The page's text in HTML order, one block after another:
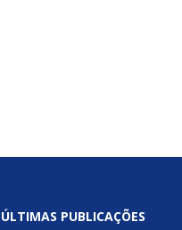
ÚLTIMAS PUBLICAÇÕES